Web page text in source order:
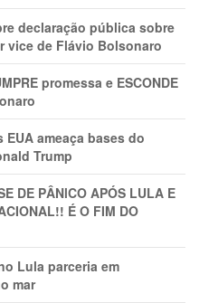
declaração pública sobre
vice de Flávio Bolsonaro
promessa e ESCONDE
ameaça bases do
Trump
DE PÂNlCO APÓS LULA E
É O FIM DO
Lula parceria em
mar